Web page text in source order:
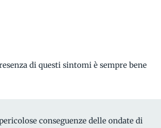
di questi sintomi è sempre bene
conseguenze delle ondate di